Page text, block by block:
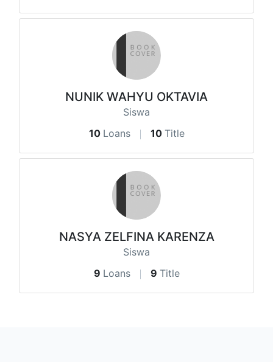
NUNIK WAHYU OKTAVIA
Siswa
10 Loans 10 Title
NASYA ZELFINA KARENZA
Siswa
9 Loans 9 Title